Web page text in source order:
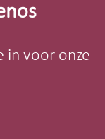
in voor onze